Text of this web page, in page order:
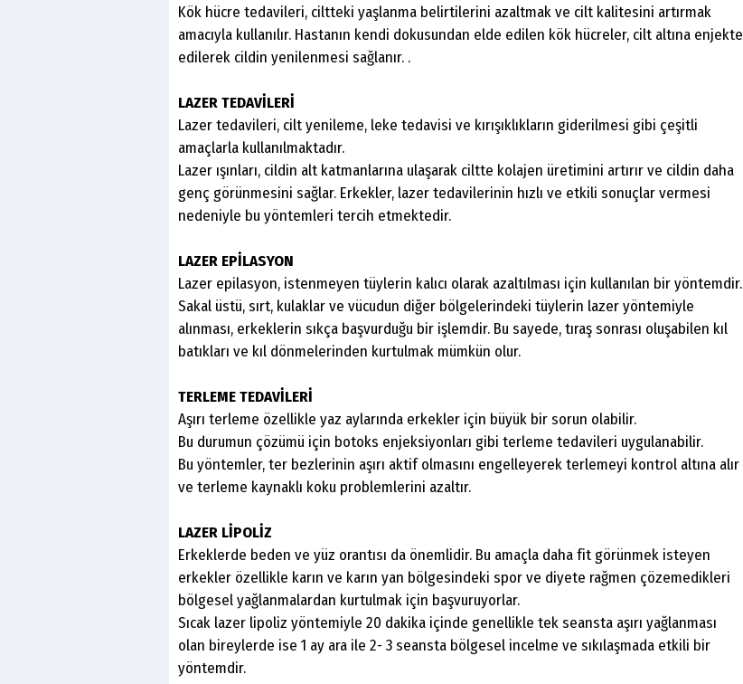
Kök hücre tedavileri, ciltteki yaşlanma belirtilerini azaltmak ve cilt kalitesini artırmak
amacıyla kullanılır. Hastanın kendi dokusundan elde edilen kök hücreler, cilt altına enjekte
edilerek cildin yenilenmesi sağlanır. .
LAZER TEDAVİLERİ
Lazer tedavileri, cilt yenileme, leke tedavisi ve kırışıklıkların giderilmesi gibi çeşitli
amaçlarla kullanılmaktadır.
Lazer ışınları, cildin alt katmanlarına ulaşarak ciltte kolajen üretimini artırır ve cildin daha
genç görünmesini sağlar. Erkekler, lazer tedavilerinin hızlı ve etkili sonuçlar vermesi
nedeniyle bu yöntemleri tercih etmektedir.
LAZER EPİLASYON
Lazer epilasyon, istenmeyen tüylerin kalıcı olarak azaltılması için kullanılan bir yöntemdir.
Sakal üstü, sırt, kulaklar ve vücudun diğer bölgelerindeki tüylerin lazer yöntemiyle
alınması, erkeklerin sıkça başvurduğu bir işlemdir. Bu sayede, tıraş sonrası oluşabilen kıl
batıkları ve kıl dönmelerinden kurtulmak mümkün olur.
TERLEME TEDAVİLERİ
Aşırı terleme özellikle yaz aylarında erkekler için büyük bir sorun olabilir.
Bu durumun çözümü için botoks enjeksiyonları gibi terleme tedavileri uygulanabilir.
Bu yöntemler, ter bezlerinin aşırı aktif olmasını engelleyerek terlemeyi kontrol altına alır
ve terleme kaynaklı koku problemlerini azaltır.
LAZER LİPOLİZ
Erkeklerde beden ve yüz orantısı da önemlidir. Bu amaçla daha fit görünmek isteyen
erkekler özellikle karın ve karın yan bölgesindeki spor ve diyete rağmen çözemedikleri
bölgesel yağlanmalardan kurtulmak için başvuruyorlar.
Sıcak lazer lipoliz yöntemiyle 20 dakika içinde genellikle tek seansta aşırı yağlanması
olan bireylerde ise 1 ay ara ile 2- 3 seansta bölgesel incelme ve sıkılaşmada etkili bir
yöntemdir.